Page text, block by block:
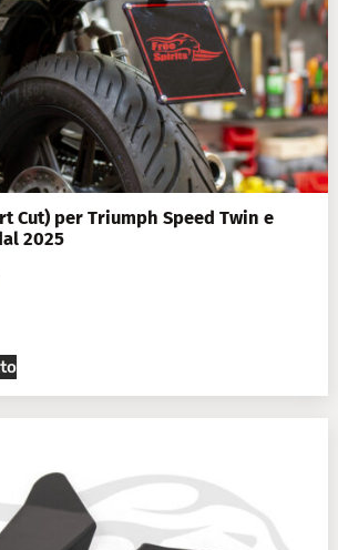
Cut) per Triumph Speed Twin e
2025